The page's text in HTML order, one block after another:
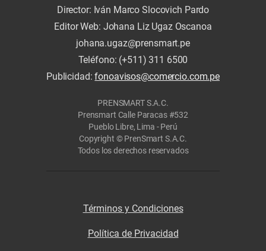
Director: Iván Marco Slocovich Pardo
Editor Web: Johana Liz Ugaz Oscanoa
johana.ugaz@prensmart.pe
Teléfono: (+511) 311 6500
Publicidad:fonoavisos@comercio.com.pe
PRENSMART S.A.C.
Prensmart Calle Paracas #532
Pueblo Libre, Lima - Perú
Copyright © PrenSmart S.A.C.
Todos los derechos reservados
Términos y Condiciones
Política de Privacidad